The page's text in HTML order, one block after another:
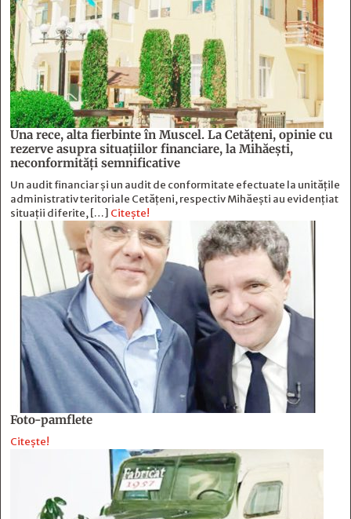
Una rece, alta fierbinte în Muscel. La Cetăţeni, opinie cu
rezerve asupra situaţiilor financiare, la Mihăeşti,
neconformităţi semnificative
Un audit financiar și un audit de conformitate efectuate la unitățile
administrativ teritoriale Cetățeni, respectiv Mihăești au evidențiat
situații diferite, […] Citește!
Foto-pamflete
Citește!